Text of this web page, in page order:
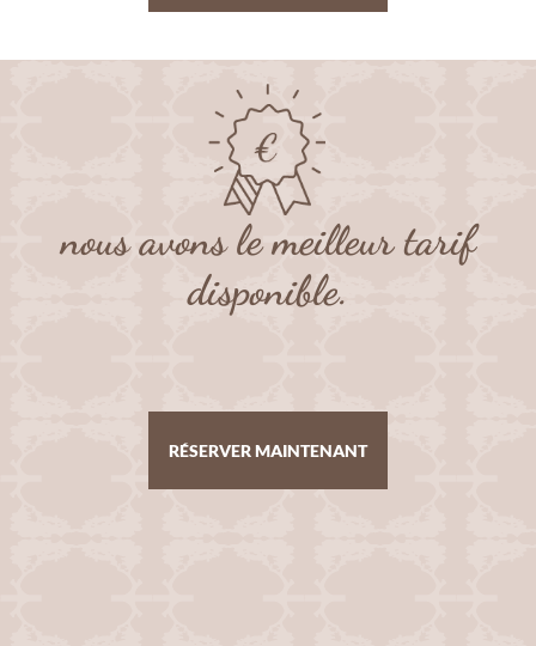
nous avons le meilleur tarif
disponible.
RÉSERVER MAINTENANT